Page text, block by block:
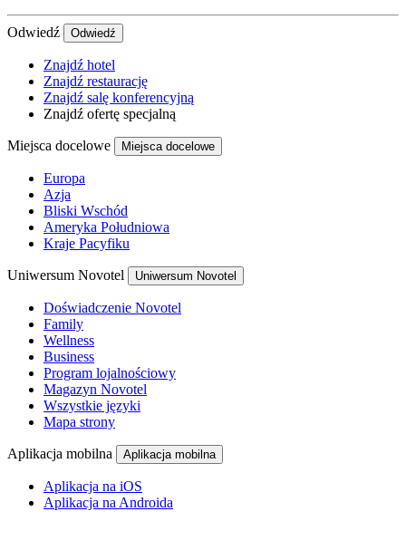
Odwiedź Odwiedź
Znajdź hotel
Znajdź restaurację
Znajdź salę konferencyjną
Znajdź ofertę specjalną
Miejsca docelowe Miejsca docelowe
Europa
Azja
Bliski Wschód
Ameryka Południowa
Kraje Pacyfiku
Uniwersum Novotel Uniwersum Novotel
Doświadczenie Novotel
Family
Wellness
Business
Program lojalnościowy
Magazyn Novotel
Wszystkie języki
Mapa strony
Aplikacja mobilna Aplikacja mobilna
Aplikacja na iOS
Aplikacja na Androida